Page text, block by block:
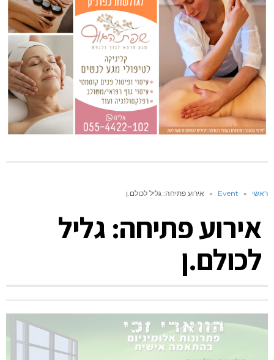
ראשי »
Event
» אירוע פתיחה: גליל לכולם.ן
אירוע פתיחה: גליל
לכולם.ן